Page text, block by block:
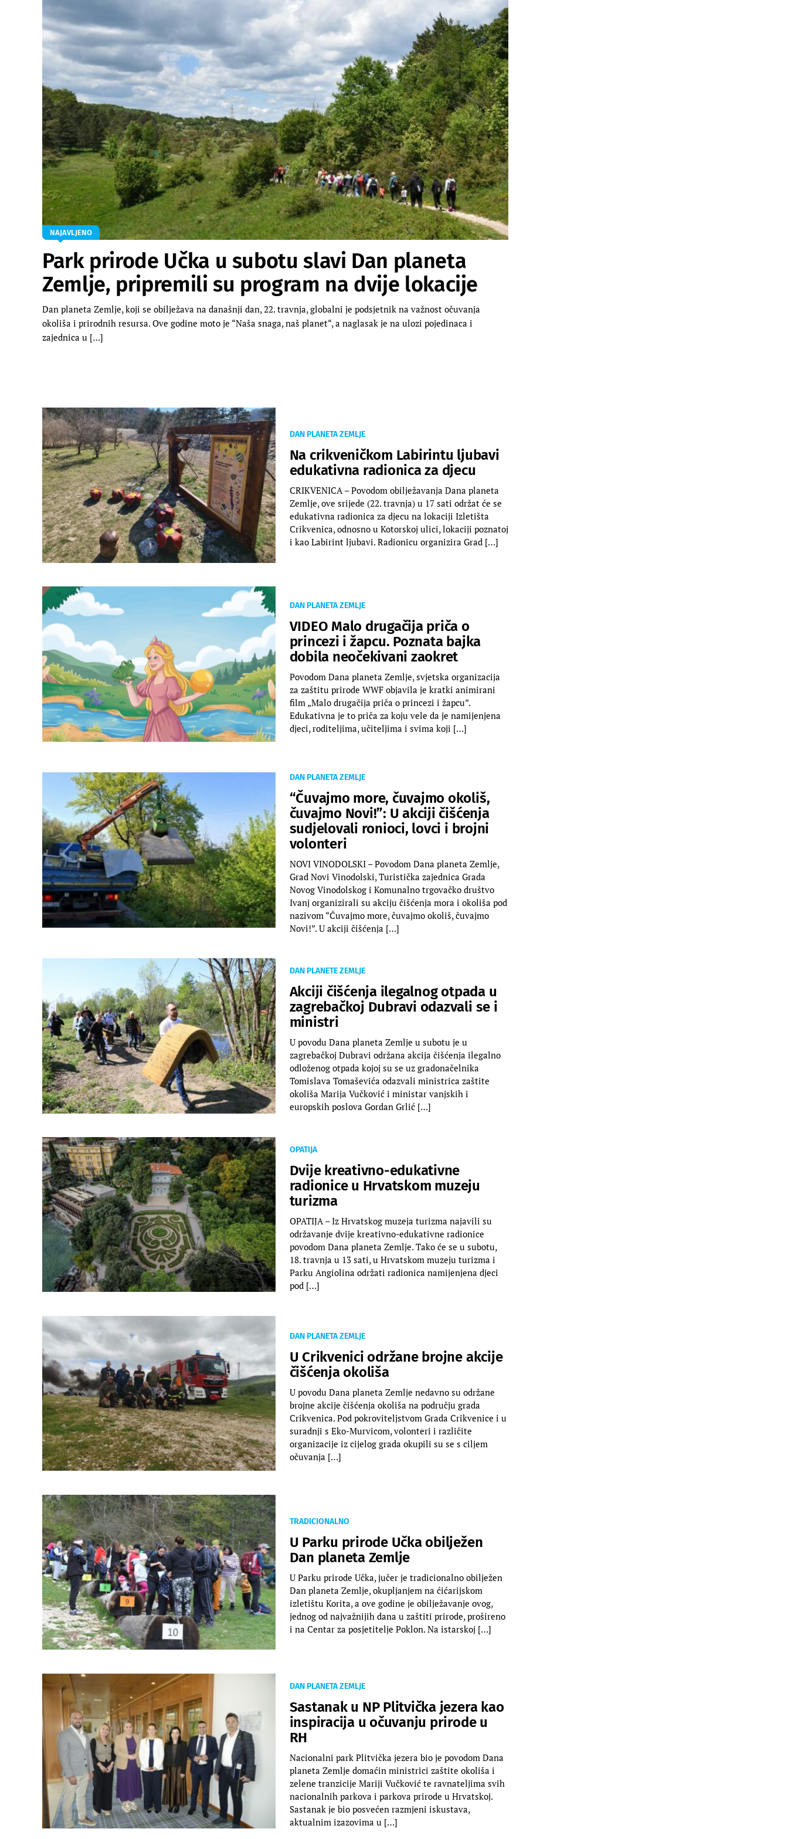
NAJAVLJENO
Park prirode Učka u subotu slavi Dan planeta
Zemlje, pripremili su program na dvije lokacije
Dan planeta Zemlje, koji se obilježava na današnji dan, 22. travnja, globalni je podsjetnik na važnost očuvanja
okoliša i prirodnih resursa. Ove godine moto je “Naša snaga, naš planet“, a naglasak je na ulozi pojedinaca i
zajednica u […]
DAN PLANETA ZEMLJE
Na crikveničkom Labirintu ljubavi
edukativna radionica za djecu
CRIKVENICA – Povodom obilježavanja Dana planeta
Zemlje, ove srijede (22. travnja) u 17 sati održat će se
edukativna radionica za djecu na lokaciji Izletišta
Crikvenica, odnosno u Kotorskoj ulici, lokaciji poznatoj
i kao Labirint ljubavi. Radionicu organizira Grad […]
DAN PLANETA ZEMLJE
VIDEO Malo drugačija priča o
princezi i žapcu. Poznata bajka
dobila neočekivani zaokret
Povodom Dana planeta Zemlje, svjetska organizacija
za zaštitu prirode WWF objavila je kratki animirani
film „Malo drugačija priča o princezi i žapcu”.
Edukativna je to priča za koju vele da je namijenjena
djeci, roditeljima, učiteljima i svima koji […]
DAN PLANETA ZEMLJE
“Čuvajmo more, čuvajmo okoliš,
čuvajmo Novi!”: U akciji čišćenja
sudjelovali ronioci, lovci i brojni
volonteri
NOVI VINODOLSKI – Povodom Dana planeta Zemlje,
Grad Novi Vinodolski, Turistička zajednica Grada
Novog Vinodolskog i Komunalno trgovačko društvo
Ivanj organizirali su akciju čišćenja mora i okoliša pod
nazivom “Čuvajmo more, čuvajmo okoliš, čuvajmo
Novi!”. U akciji čišćenja […]
DAN PLANETE ZEMLJE
Akciji čišćenja ilegalnog otpada u
zagrebačkoj Dubravi odazvali se i
ministri
U povodu Dana planeta Zemlje u subotu je u
zagrebačkoj Dubravi održana akcija čišćenja ilegalno
odloženog otpada kojoj su se uz gradonačelnika
Tomislava Tomaševića odazvali ministrica zaštite
okoliša Marija Vučković i ministar vanjskih i
europskih poslova Gordan Grlić […]
OPATIJA
Dvije kreativno-edukativne
radionice u Hrvatskom muzeju
turizma
OPATIJA – Iz Hrvatskog muzeja turizma najavili su
održavanje dvije kreativno-edukativne radionice
povodom Dana planeta Zemlje. Tako će se u subotu,
18. travnja u 13 sati, u Hrvatskom muzeju turizma i
Parku Angiolina održati radionica namijenjena djeci
pod […]
DAN PLANETA ZEMLJE
U Crikvenici održane brojne akcije
čišćenja okoliša
U povodu Dana planeta Zemlje nedavno su održane
brojne akcije čišćenja okoliša na području grada
Crikvenica. Pod pokroviteljstvom Grada Crikvenice i u
suradnji s Eko-Murvicom, volonteri i različite
organizacije iz cijelog grada okupili su se s ciljem
očuvanja […]
TRADICIONALNO
U Parku prirode Učka obilježen
Dan planeta Zemlje
U Parku prirode Učka, jučer je tradicionalno obilježen
Dan planeta Zemlje, okupljanjem na ćićarijskom
izletištu Korita, a ove godine je obilježavanje ovog,
jednog od najvažnijih dana u zaštiti prirode, prošireno
i na Centar za posjetitelje Poklon. Na istarskoj […]
DAN PLANETA ZEMLJE
Sastanak u NP Plitvička jezera kao
inspiracija u očuvanju prirode u
RH
Nacionalni park Plitvička jezera bio je povodom Dana
planeta Zemlje domaćin ministrici zaštite okoliša i
zelene tranzicije Mariji Vučković te ravnateljima svih
nacionalnih parkova i parkova prirode u Hrvatskoj.
Sastanak je bio posvećen razmjeni iskustava,
aktualnim izazovima u […]